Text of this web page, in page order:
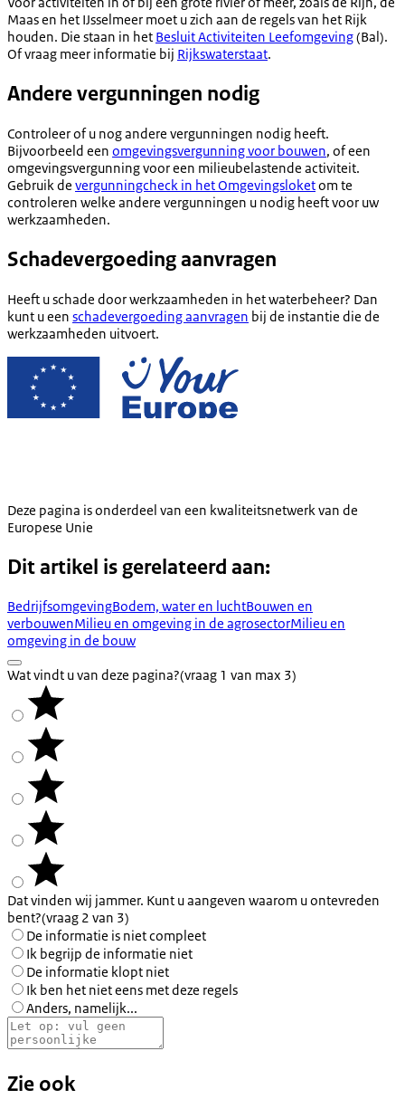
Maas en het IJsselmeer moet u zich aan de regels van het Rijk
houden. Die staan in het Besluit Activiteiten Leefomgeving(Bal).
Of vraag meer informatie bij Rijkswaterstaat.
Andere vergunningen nodig
Controleer of u nog andere vergunningen nodig heeft.
Bijvoorbeeld een omgevingsvergunning voor bouwen, of een
omgevingsvergunning voor een milieubelastende activiteit.
Gebruik de vergunningcheck in het Omgevingsloketom te
controleren welke andere vergunningen u nodig heeft voor uw
werkzaamheden.
Schadevergoeding aanvragen
Heeft u schade door werkzaamheden in het waterbeheer? Dan
kunt u een schadevergoeding aanvragen bij de instantie die de
werkzaamheden uitvoert.
Deze pagina is onderdeel van een kwaliteitsnetwerk van de
Europese Unie
Dit artikel is gerelateerd aan:
BedrijfsomgevingBodem, water en luchtBouwen en
verbouwenMilieu en omgeving in de agrosectorMilieu en
omgeving in de bouw
Wat vindt u van deze pagina?(vraag 1 van max 3)
Dat vinden wij jammer. Kunt u aangeven waarom u ontevreden
bent?(vraag 2 van 3)
De informatie is niet compleet
Ik begrijp de informatie niet
De informatie klopt niet
Ik ben het niet eens met deze regels
Anders, namelijk...
Zie ook